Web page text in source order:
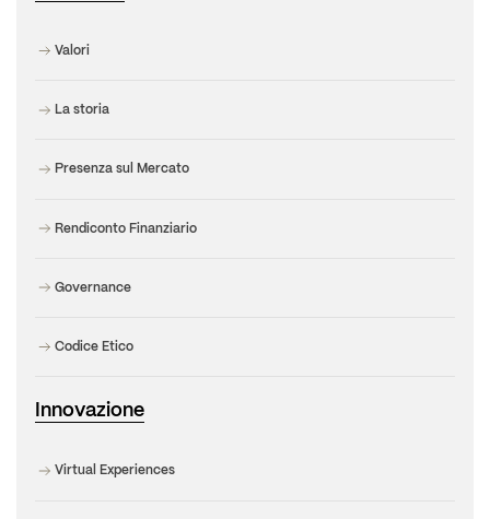
Valori
La storia
Presenza sul Mercato
Rendiconto Finanziario
Governance
Codice Etico
Innovazione
Virtual Experiences